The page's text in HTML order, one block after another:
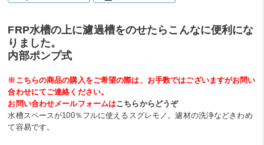
FRP水槽の上に濾過槽をのせたらこんなに便利にな
りました。
内部ポンプ式
※こちらの商品の購入をご希望の際は、お手数ではございますがお問い
合わせにてご連絡ください。
お問い合わせメールフォームはこちらからどうぞ
水槽スペースが100％フルに使えるスグレモノ。濾材の洗浄などきわめ
て容易です。